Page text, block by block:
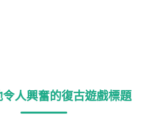
人興奮的復古遊戲標題